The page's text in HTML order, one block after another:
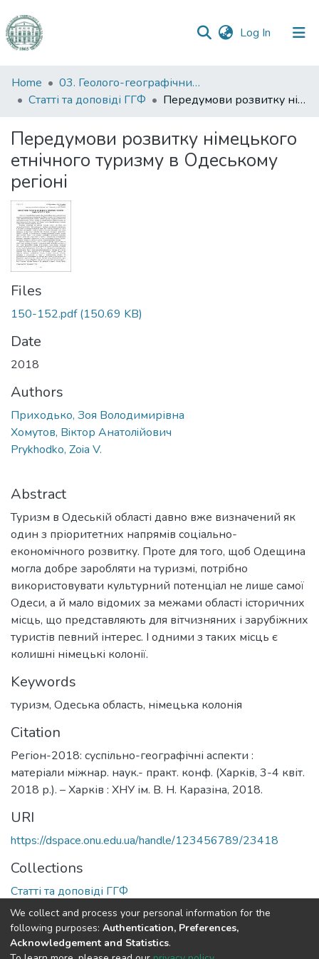
Log In (current)
Communities
&
All of DSpace
Statistics
Home
03. Геолого-географічний факультет
Статті та доповіді ГГФ
Передумови розвитку німецького етнічного туризму в Одеському регіоні
Передумови розвитку німецького
етнічного туризму в Одеському
регіоні
Files
150-152.pdf(150.69 KB)
Date
2018
Authors
Приходько, Зоя Володимирівна
Хомутов, Вiктор Анатолiйович
Prykhodko, Zoia V.
Abstract
Туризм в Одеській області давно вже визначений як
один з пріоритетних напрямів соціально-
економічного розвитку. Проте для того, щоб Одещина
могла добре заробляти на туризмі, потрібно
використовувати культурний потенціал не лише самої
Одеси, а й мало відомих за межами області історичних
місць, що представляють для вітчизняних і зарубіжних
туристів певний інтерес. І одними з таких місць є
колишні німецькі колонії.
Keywords
туризм, Одеська область, німецька колонія
Citation
Регіон-2018: суспільно-географічні аспекти :
матеріали міжнар. наук.- практ. конф. (Харків, 3-4 квіт.
2018 р.). – Харків : ХНУ ім. В. Н. Каразіна, 2018.
URI
https://dspace.onu.edu.ua/handle/123456789/23418
Collections
Статті та доповіді ГГФ
Full item page
We collect and process your personal information for the
following purposes: Authentication, Preferences,
Acknowledgement and Statistics.